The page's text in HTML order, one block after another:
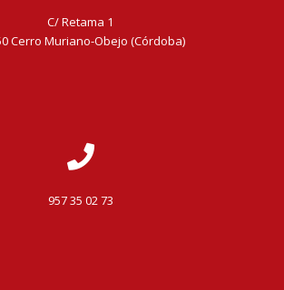
C/ Retama 1
Cerro Muriano-Obejo (Córdoba)
957 35 02 73